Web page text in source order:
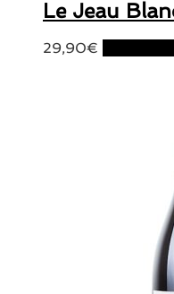
Le Jeau
29,90€